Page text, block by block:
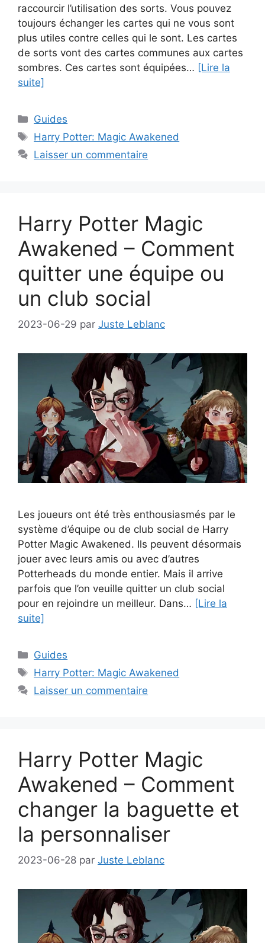
raccourcir l’utilisation des sorts. Vous pouvez
toujours échanger les cartes qui ne vous sont
plus utiles contre celles qui le sont. Les cartes
de sorts vont des cartes communes aux cartes
sombres. Ces cartes sont équipées… [Lire la
suite]
Catégories
Guides
Étiquettes
Harry Potter: Magic Awakened
Laisser un commentaire
Harry Potter Magic
Awakened – Comment
quitter une équipe ou
un club social
2023-06-29 par Juste Leblanc
Les joueurs ont été très enthousiasmés par le
système d’équipe ou de club social de Harry
Potter Magic Awakened. Ils peuvent désormais
jouer avec leurs amis ou avec d’autres
Potterheads du monde entier. Mais il arrive
parfois que l’on veuille quitter un club social
pour en rejoindre un meilleur. Dans… [Lire la
suite]
Catégories
Guides
Étiquettes
Harry Potter: Magic Awakened
Laisser un commentaire
Harry Potter Magic
Awakened – Comment
changer la baguette et
la personnaliser
2023-06-28 par Juste Leblanc